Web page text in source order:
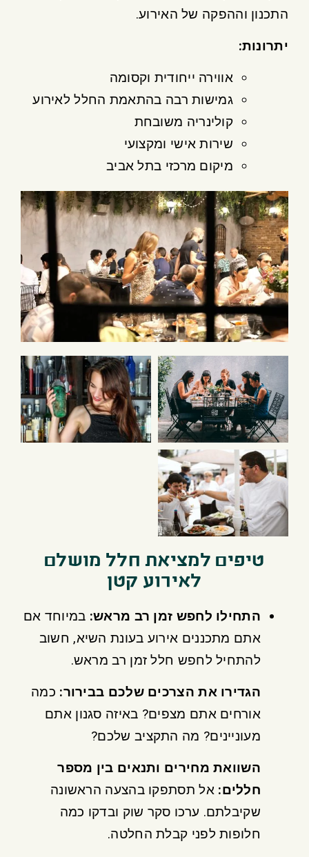
התכנון וההפקה של האירוע.
יתרונות:
אווירה ייחודית וקסומה
גמישות רבה בהתאמת החלל לאירוע
קולינריה משובחת
שירות אישי ומקצועי
מיקום מרכזי בתל אביב
טיפים למציאת חלל מושלם
לאירוע קטן
התחילו לחפש זמן רב מראש: במיוחד אם
אתם מתכננים אירוע בעונת השיא, חשוב
להתחיל לחפש חלל זמן רב מראש.
הגדירו את הצרכים שלכם בבירור: כמה
אורחים אתם מצפים? באיזה סגנון אתם
מעוניינים? מה התקציב שלכם?
השוואת מחירים ותנאים בין מספר
חללים: אל תסתפקו בהצעה הראשונה
שקיבלתם. ערכו סקר שוק ובדקו כמה
חלופות לפני קבלת החלטה.